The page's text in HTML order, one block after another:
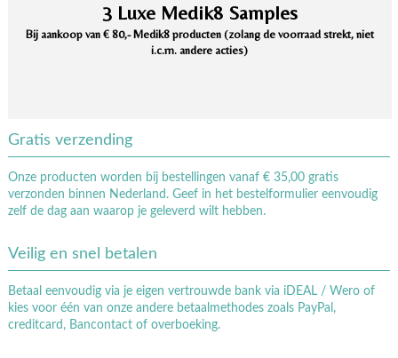
3 Luxe Medik8 Samples
Bij aankoop van € 80,- Medik8 producten (zolang de voorraad strekt, niet
i.c.m. andere acties)
Gratis verzending
Onze producten worden bij bestellingen vanaf € 35,00 gratis
verzonden binnen Nederland. Geef in het bestelformulier eenvoudig
zelf de dag aan waarop je geleverd wilt hebben.
Veilig en snel betalen
Betaal eenvoudig via je eigen vertrouwde bank via iDEAL / Wero of
kies voor één van onze andere betaalmethodes zoals PayPal,
creditcard, Bancontact of overboeking.